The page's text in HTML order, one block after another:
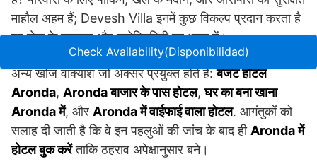
माहौल अहम हैं; Devesh Villa इनमें कुछ विकल्प प्रदान करता है
पर सेवा के व्यवहार और कनेक्टिविटी पर ध्यान दें।
अन्य खोज वाक्यांश जो अक्सर प्रयुक्त होते हैं:बजट होटल
Aronda, Aronda बाजार के पास होटल,घर का बना खाना
Aronda में, और Aronda में वाईफाई वाला होटल. आगंतुकों को
सलाह दी जाती है कि वे इन पहलुओं की जांच के बाद ही Aronda में
होटल बुक करेंताकि ठहराव अपेक्षानुसार बने।
Check Availability(Disponibilidad)